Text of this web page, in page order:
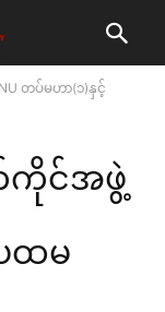
တပ်မဟာ(၁)နှင့်
ကိုင်အဖွဲ့
ထမ